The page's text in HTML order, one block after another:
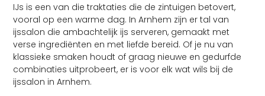
IJs is een van die traktaties die de zintuigen betovert,
vooral op een warme dag. In Arnhem zijn er tal van
ijssalon die ambachtelijk ijs serveren, gemaakt met
verse ingrediënten en met liefde bereid. Of je nu van
klassieke smaken houdt of graag nieuwe en gedurfde
combinaties uitprobeert, er is voor elk wat wils bij de
ijssalon in Arnhem.